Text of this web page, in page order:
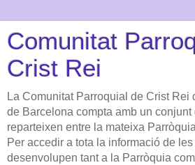
Comunitat
Crist Rei
La Comunitat Parroquial de Crist Rei
de Barcelona compta amb un
reparteixen entre la mateixa
Per accedir a tota la informació de
desenvolupen tant a la Parròquia